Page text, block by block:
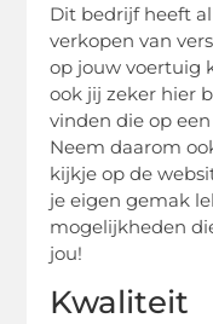
Dit bedrijf heeft
verkopen van
op jouw voertuig
ook jij zeker hier
vinden die op
Neem daarom
kijkje op de
je eigen gemak
mogelijkheden
jou!
Kwaliteit